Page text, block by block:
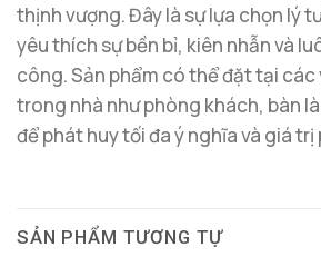
thịnh vượng. Đây là sự lựa chọn lý
yêu thích sự bền bỉ, kiên nhẫn và
công. Sản phẩm có thể đặt tại các
trong nhà như phòng khách, bàn
để phát huy tối đa ý nghĩa và giá
SẢN PHẨM TƯƠNG TỰ